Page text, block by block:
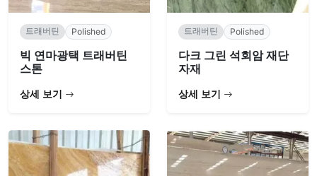
트래버틴 Polished
빅 연마광택 트래버틴
스톤
상세 보기
트래버틴 Polished
다크 그린 석회암 재단
자재
상세 보기